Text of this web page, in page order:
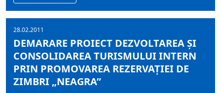
28.02.2011
DEMARARE PROIECT DEZVOLTAREA ŞI
CONSOLIDAREA TURISMULUI INTERN
PRIN PROMOVAREA REZERVAŢIEI DE
ZIMBRI „NEAGRA”